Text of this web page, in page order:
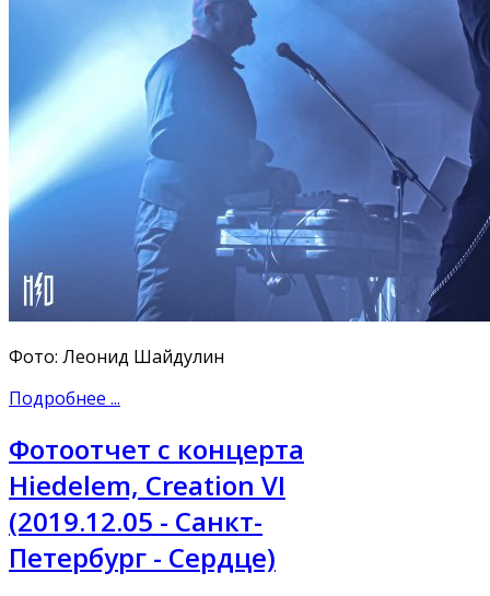
Фото: Леонид Шайдулин
Подробнее ...
Фотоотчет с концерта
Hiedelem, Creation VI
(2019.12.05 - Санкт-
Петербург - Сердце)